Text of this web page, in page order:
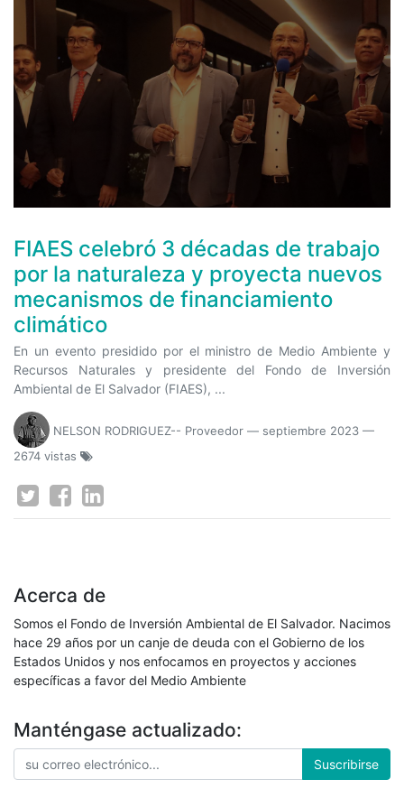
FIAES celebró 3 décadas de trabajo
por la naturaleza y proyecta nuevos
mecanismos de financiamiento
climático
En un evento presidido por el ministro de Medio Ambiente y
Recursos Naturales y presidente del Fondo de Inversión
Ambiental de El Salvador (FIAES), ...
NELSON RODRIGUEZ-- Proveedor — septiembre 2023 —
2674 vistas
Acerca de
Somos el Fondo de Inversión Ambiental de El Salvador. Nacimos
hace 29 años por un canje de deuda con el Gobierno de los
Estados Unidos y nos enfocamos en proyectos y acciones
específicas a favor del Medio Ambiente
Manténgase actualizado:
Suscribirse